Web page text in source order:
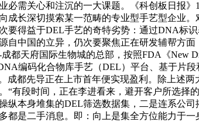
需关心和注沉的一大课题。《科创板日报》
成长深切摸索某一范畴的专业型手艺型企业
要得益于DEL手艺的奇特劣势：通过DNA标
自中国的立异，仍次要聚焦正在研发辅帮方
都天府国际生物城的总部，按照FDA《New
编码化合物库手艺（DEL）平台、基于片
成都先导正在上市首年便实现盈利。除上述
“有段时间，正在李进看来，避开客户所选择
纵本身堆集的DEL筛选数据集，二是连系公
都是二手消息。即：向上是集全方位能力于